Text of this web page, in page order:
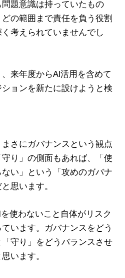
題意識は持っていたもの
の範囲まで責任を負う役割
考えられていませんでし
来年度からAI活用を含めて
ョンを新たに設けようと検
さにガバナンスという観点
り」の側面もあれば、「使
い」という「攻めのガバナ
思います。
使わないこと自体がリスク
います。ガバナンスをどう
守り」をどうバランスさせ
います。